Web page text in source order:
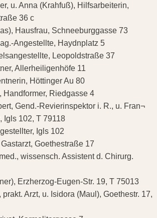
u. Anna (Krahfuß), Hilfsarbeiterin,
36 c
Hausfrau, Schneeburggasse 73
Angestellte, Haydnplatz 5
Leopoldstraße 37
Allerheiligenhöfe 11
Höttinger Au 80
Handformer, Riedgasse 4
Gend.-Revierinspektor i. R., u. Fran¬
Igls 102, T 79118
Igls 102
Goethestraße 17
wissensch. Assistent d. Chirurg.
Erzherzog-Eugen-Str. 19, T 75013
Arzt, u. Isidora (Maul), Goethestr. 17,